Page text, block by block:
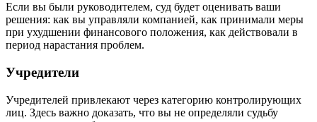
Если вы были руководителем, суд будет оценивать ваши
решения: как вы управляли компанией, как принимали меры
при ухудшении финансового положения, как действовали в
период нарастания проблем.
Учредители
Учредителей привлекают через категорию контролирующих
лиц. Здесь важно доказать, что вы не определяли судьбу